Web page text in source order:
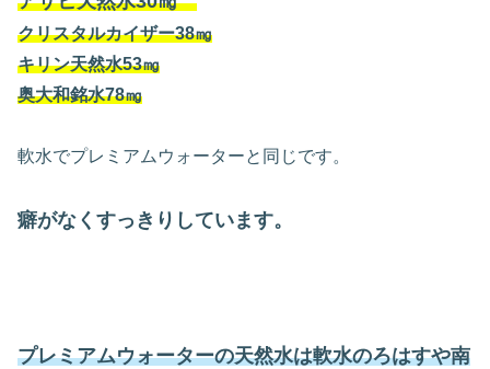
クリスタルカイザー38㎎
キリン天然水53㎎
奥大和銘水78㎎
軟水でプレミアムウォーターと同じです。
癖がなくすっきりしています。
プレミアムウォーターの天然水は軟水のろはすや南